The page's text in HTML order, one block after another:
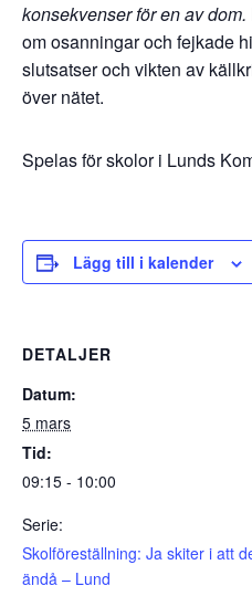
konsekvenser för en av dom.
om osanningar och fejkade
slutsatser och vikten av
över nätet.
Spelas för skolor i Lunds
Lägg till i kalender
DETALJER
Datum:
5 mars
Tid:
09:15 - 10:00
Serie:
Skolföreställning: Ja skiter i att
ändå – Lund